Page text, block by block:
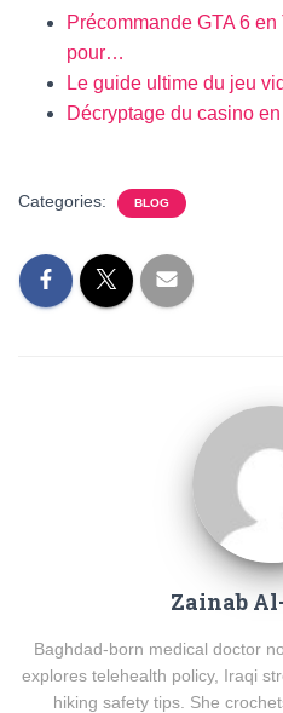
Précommande GTA 6
pour…
Le guide ultime du jeu
Décryptage du casino
Categories: BLOG
Zainab
Baghdad-born medical doctor
explores telehealth policy, Iraqi
hiking safety tips. She